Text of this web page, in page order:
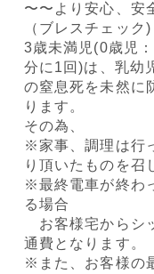
〜〜より安心、安
（ブレスチェック)
3歳未満児(0歳児
分に1回)は、乳幼
の窒息死を未然に
ります。
その為、
※家事、調理は行
り頂いたものを召
※最終電車が終わ
る場合
お客様宅からシ
通費となります。
※また、お客様の